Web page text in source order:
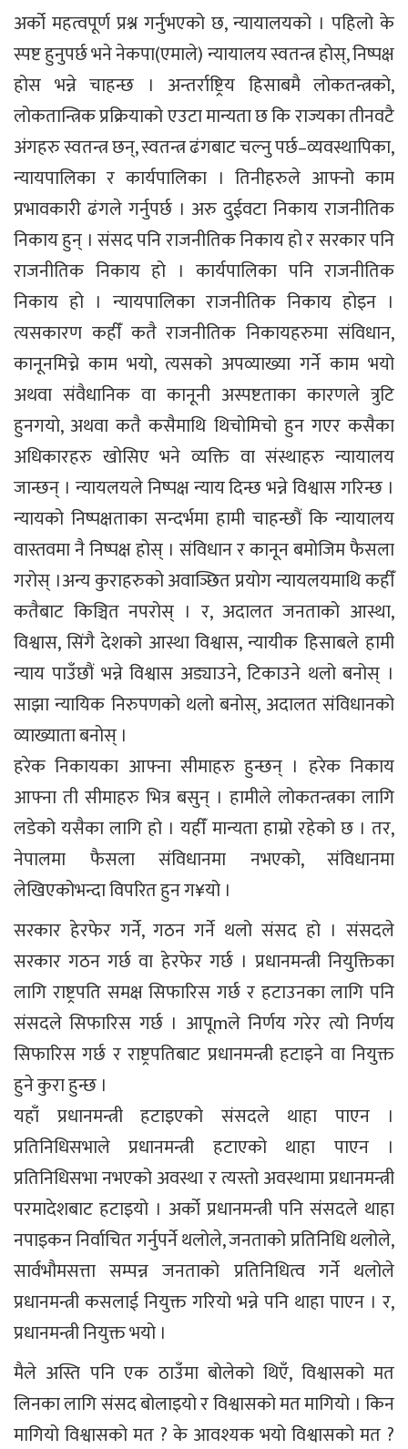
अर्को महत्वपूर्ण प्रश्न गर्नुभएको छ, न्यायालयको । पहिलो के
स्पष्ट हुनुपर्छ भने नेकपा(एमाले) न्यायालय स्वतन्त्र होस्, निष्पक्ष
होस भन्ने चाहन्छ । अन्तर्राष्ट्रिय हिसाबमै लोकतन्त्रको,
लोकतान्त्रिक प्रक्रियाको एउटा मान्यता छ कि राज्यका तीनवटै
अंगहरु स्वतन्त्र छन्, स्वतन्त्र ढंगबाट चल्नु पर्छ–व्यवस्थापिका,
न्यायपालिका र कार्यपालिका । तिनीहरुले आफ्नो काम
प्रभावकारी ढंगले गर्नुपर्छ । अरु दुईवटा निकाय राजनीतिक
निकाय हुन् । संसद पनि राजनीतिक निकाय हो र सरकार पनि
राजनीतिक निकाय हो । कार्यपालिका पनि राजनीतिक
निकाय हो । न्यायपालिका राजनीतिक निकाय होइन ।
त्यसकारण कहीँ कतै राजनीतिक निकायहरुमा संविधान,
कानूनमिच्ने काम भयो, त्यसको अपव्याख्या गर्ने काम भयो
अथवा संवैधानिक वा कानूनी अस्पष्टताका कारणले त्रुटि
हुनगयो, अथवा कतै कसैमाथि थिचोमिचो हुन गएर कसैका
अधिकारहरु खोसिए भने व्यक्ति वा संस्थाहरु न्यायालय
जान्छन् । न्यायलयले निष्पक्ष न्याय दिन्छ भन्ने विश्वास गरिन्छ ।
न्यायको निष्पक्षताका सन्दर्भमा हामी चाहन्छौं कि न्यायालय
वास्तवमा नै निष्पक्ष होस् । संविधान र कानून बमोजिम फैसला
गरोस् ।अन्य कुराहरुको अवाञ्छित प्रयोग न्यायलयमाथि कहीँ
कतैबाट किञ्चित नपरोस् । र, अदालत जनताको आस्था,
विश्वास, सिंगै देशको आस्था विश्वास, न्यायीक हिसाबले हामी
न्याय पाउँछौं भन्ने विश्वास अड्याउने, टिकाउने थलो बनोस् ।
साझा न्यायिक निरुपणको थलो बनोस्, अदालत संविधानको
व्याख्याता बनोस् ।
हरेक निकायका आफ्ना सीमाहरु हुन्छन् । हरेक निकाय
आफ्ना ती सीमाहरु भित्र बसुन् । हामीले लोकतन्त्रका लागि
लडेको यसैका लागि हो । यहीँ मान्यता हाम्रो रहेको छ । तर,
नेपालमा फैसला संविधानमा नभएको, संविधानमा
लेखिएकोभन्दा विपरित हुन ग¥यो ।
सरकार हेरफेर गर्ने, गठन गर्ने थलो संसद हो । संसदले
सरकार गठन गर्छ वा हेरफेर गर्छ । प्रधानमन्त्री नियुक्तिका
लागि राष्ट्रपति समक्ष सिफारिस गर्छ र हटाउनका लागि पनि
संसदले सिफारिस गर्छ । आपूmले निर्णय गरेर त्यो निर्णय
सिफारिस गर्छ र राष्ट्रपतिबाट प्रधानमन्त्री हटाइने वा नियुक्त
हुने कुरा हुन्छ ।
यहाँ प्रधानमन्त्री हटाइएको संसदले थाहा पाएन ।
प्रतिनिधिसभाले प्रधानमन्त्री हटाएको थाहा पाएन ।
प्रतिनिधिसभा नभएको अवस्था र त्यस्तो अवस्थामा प्रधानमन्त्री
परमादेशबाट हटाइयो । अर्को प्रधानमन्त्री पनि संसदले थाहा
नपाइकन निर्वाचित गर्नुपर्ने थलोले, जनताको प्रतिनिधि थलोले,
सार्वभौमसत्ता सम्पन्न जनताको प्रतिनिधित्व गर्ने थलोले
प्रधानमन्त्री कसलाई नियुक्त गरियो भन्ने पनि थाहा पाएन । र,
प्रधानमन्त्री नियुक्त भयो ।
मैले अस्ति पनि एक ठाउँमा बोलेको थिएँ, विश्वासको मत
लिनका लागि संसद बोलाइयो र विश्वासको मत मागियो । किन
मागियो विश्वासको मत ? के आवश्यक भयो विश्वासको मत ?